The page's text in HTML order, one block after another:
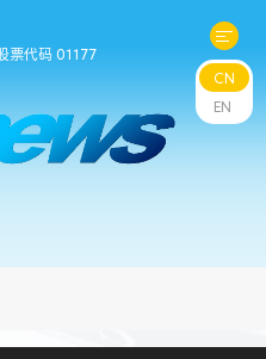
票代码 01177
CN
EN